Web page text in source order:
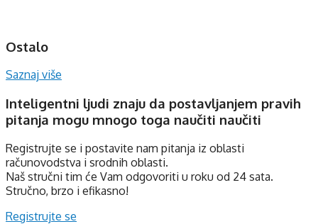
Ostalo
Saznaj više
Inteligentni ljudi znaju da postavljanjem pravih
pitanja mogu mnogo toga naučiti naučiti
Registrujte se i postavite nam pitanja iz oblasti
računovodstva i srodnih oblasti.
Naš stručni tim će Vam odgovoriti u roku od 24 sata.
Stručno, brzo i efikasno!
Registrujte se